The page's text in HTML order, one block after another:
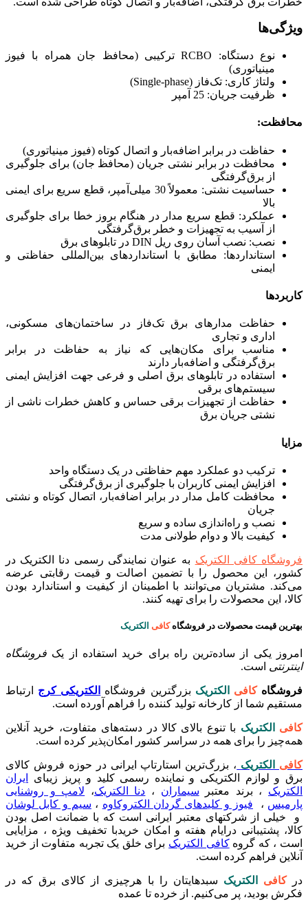
ویژگی‌ها
نوع دستگاه: RCBO ترکیبی (محافظ جان همراه با فیوز
مینیاتوری)
ولتاژ کاری: تک‌فاز (Single-phase)
ظرفیت جریان: 25 آمپر
محافظت:
حفاظت در برابر اضافه‌بار و اتصال کوتاه (فیوز مینیاتوری)
محافظت در برابر نشتی جریان (محافظ جان) برای جلوگیری
از برق‌گرفتگی
حساسیت نشتی: معمولاً 30 میلی‌آمپر، قطع سریع برای ایمنی
بالا
عملکرد: قطع سریع مدار در هنگام بروز خطا برای جلوگیری
از آسیب به تجهیزات و خطر برق‌گرفتگی
نصب: نصب آسان روی ریل DIN در تابلوهای برق
استانداردها: مطابق با استانداردهای بین‌المللی حفاظتی و
ایمنی
کاربردها
حفاظت مدارهای برق تک‌فاز در ساختمان‌های مسکونی،
اداری و تجاری
مناسب برای مکان‌هایی که نیاز به حفاظت در برابر
برق‌گرفتگی و اضافه‌بار دارند
استفاده در تابلوهای برق اصلی و فرعی جهت افزایش ایمنی
سیستم‌های برقی
حفاظت از تجهیزات برقی حساس و کاهش خطرات ناشی از
نشتی جریان برق
مزایا
ترکیب دو عملکرد مهم حفاظتی در یک دستگاه واحد
افزایش ایمنی کاربران با جلوگیری از برق‌گرفتگی
محافظت کامل مدار در برابر اضافه‌بار، اتصال کوتاه و نشتی
جریان
نصب و راه‌اندازی ساده و سریع
کیفیت بالا و دوام طولانی مدت
فروشگاه کافی الکتریک به عنوان نمایندگی رسمی دنا الکتریک در
کشور، این محصول را با تضمین اصالت و قیمت رقابتی عرضه
می‌کند. مشتریان می‌توانند با اطمینان از کیفیت و استاندارد بودن
کالا، این محصولات را برای تهیه کنند.
بهترین قیمت محصولات در فروشگاهکافی الکتریک
امروز یکی از ساده‌ترین راه برای خرید استفاده از یک فروشگاه
اینترنتی است.
فروشگاهکافی الکتریک بزرگترین فروشگاه الکتریکی کرج
ارتباط
مستقیم شما از کارخانه تولید کننده را فراهم آورده است.
کافی الکتریک با تنوع بالای کالا در دسته‌های متفاوت، خرید آنلاین
همه‌چیز را برای همه در سراسر کشور امکان‌پذیر کرده است.
کافی الکتریک ، بزرگ‌ترین استارتاپ ایرانی در حوزه فروش کالای
برق و لوازم الکتریکی و نماینده رسمی کلید و پریز زیبای
ایران
الکتریک ،‌ برند معتبر سیماران ، دنا الکتریک، لامپ و روشنایی
پارمیس ، فیوز و کلیدهای گردان الکتروکاوه ، سیم و کابل لوشان
و خیلی از شرکتهای معتبر ایرانی است که با ضمانت اصل بودن
کالا، پشتیبانی درایام هفته و امکان خریدبا تخفیف ویژه ، مزایایی
است ، که گروهکافی الکتریک برای خلق یک تجربه متفاوت از خرید
آنلاین فراهم کرده است.
درکافی الکتریک سبدهایتان را با هرچیزی از کالای برق که در
فکرش بودید، پر می‌کنیم. از خرده تا عمده